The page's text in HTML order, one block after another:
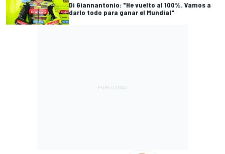
Di Giannantonio: "He vuelto al 100%. Vamos a
darlo todo para ganar el Mundial"